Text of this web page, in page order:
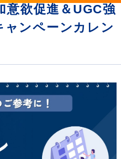
意欲促進＆UGC強
ンペーンカレン